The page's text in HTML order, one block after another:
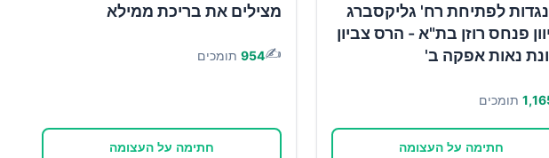
לפתיחת רח' גליקסברג
פנחס רוזן בת"א - הרס צביון
נאות אפקה ב'
תומכים
חתימה על העצומה
מצילים את בריכת ממילא
✍️
954 תומכים
חתימה על העצומה